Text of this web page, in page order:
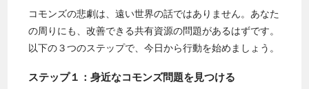
コモンズの悲劇は、遠い世界の話ではありません。あなた
の周りにも、改善できる共有資源の問題があるはずです。
以下の３つのステップで、今日から行動を始めましょう。
ステップ１：身近なコモンズ問題を見つける